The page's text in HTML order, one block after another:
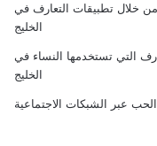
خلال تطبيقات التعارف في
الخليج
التي تستخدمها النساء في
الخليج
عبر الشبكات الاجتماعية